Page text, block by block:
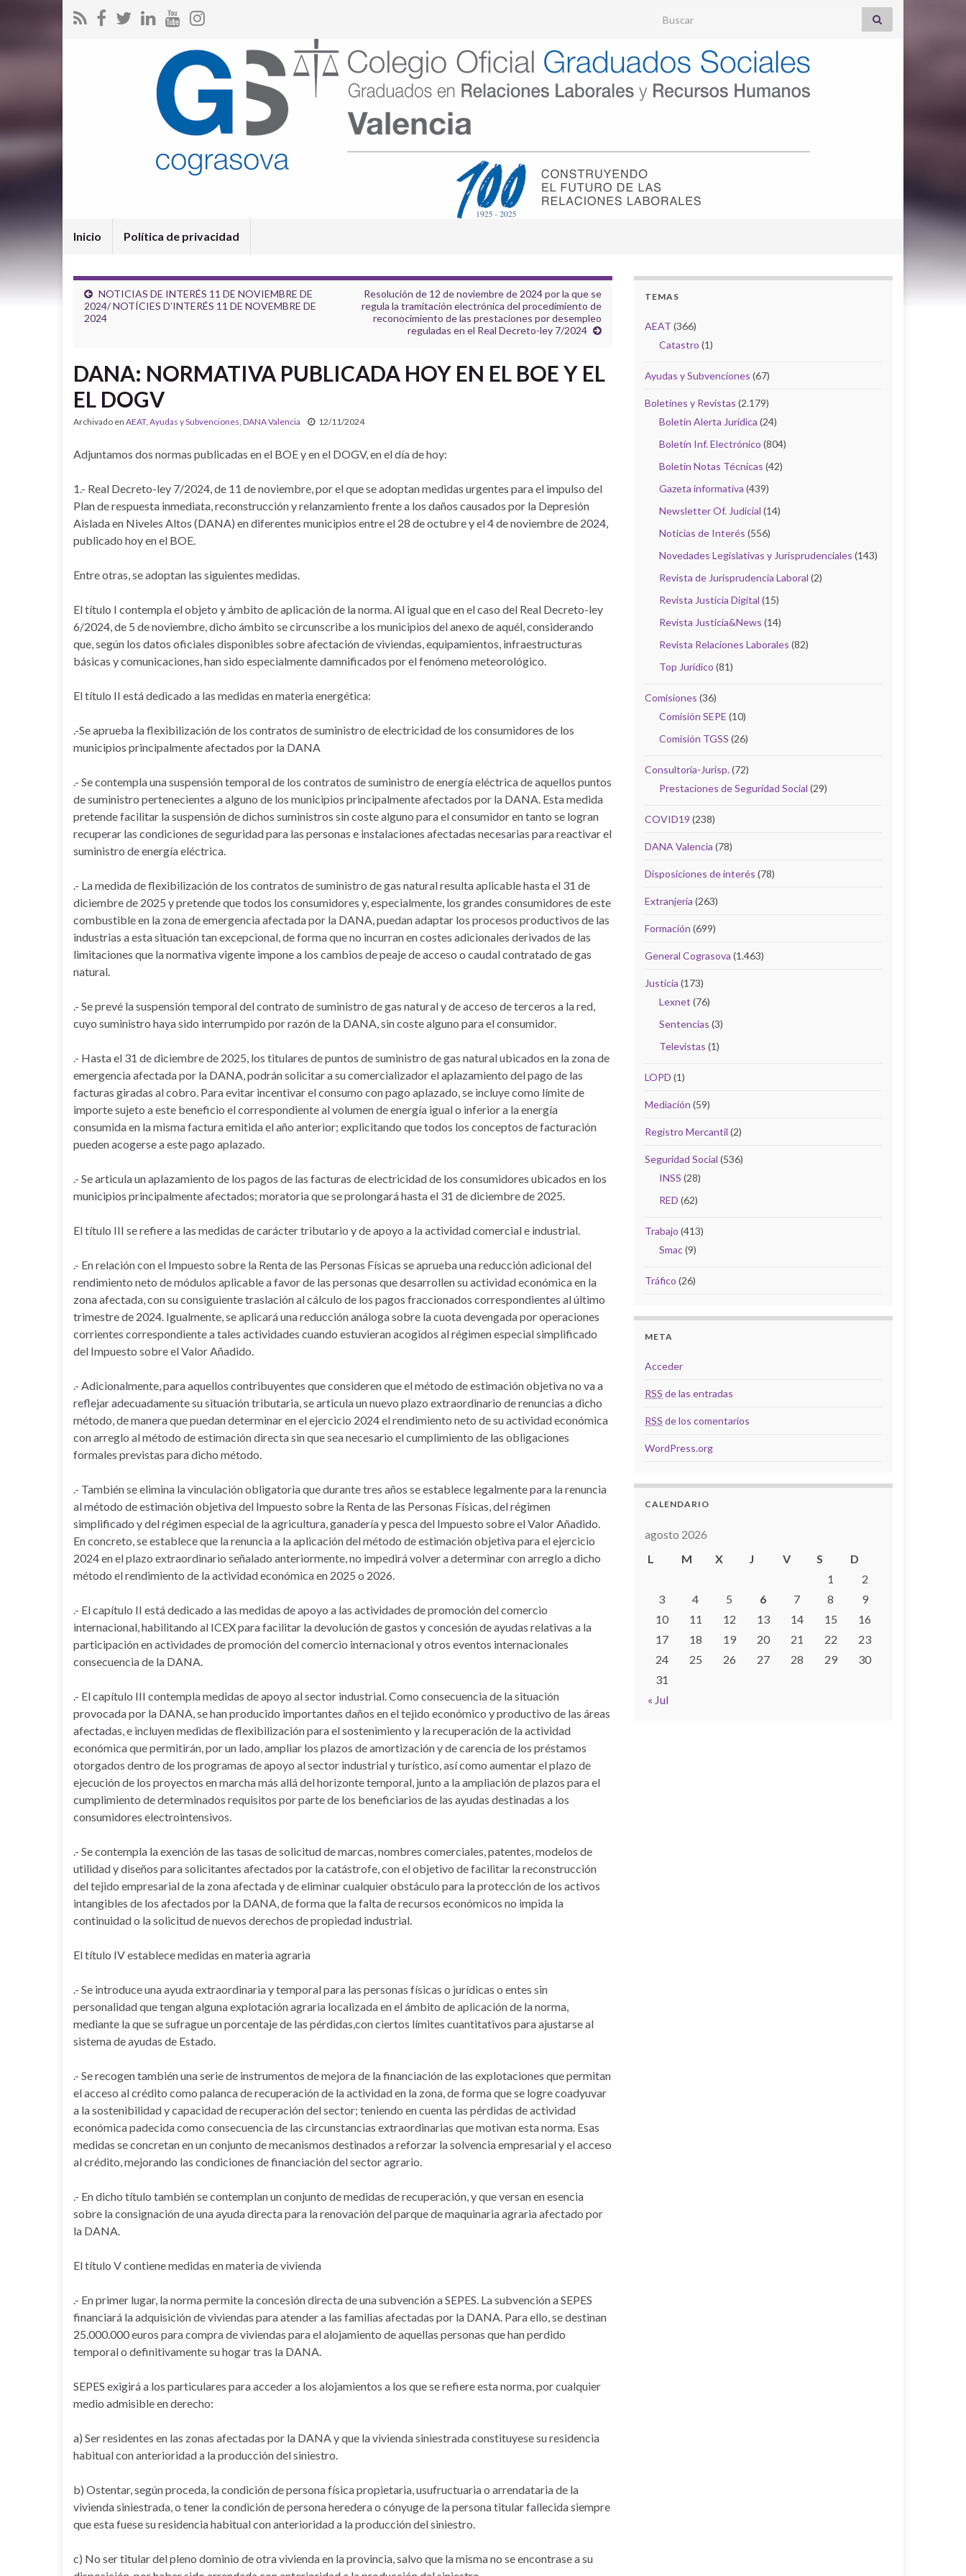
Search for:
Inicio Política de privacidad
NOTICIAS DE INTERÉS 11 DE NOVIEMBRE DE
2024/ NOTÍCIES D’INTERÉS 11 DE NOVEMBRE DE
2024
Resolución de 12 de noviembre de 2024 por la que se
regula la tramitación electrónica del procedimiento de
reconocimiento de las prestaciones por desempleo
reguladas en el Real Decreto-ley 7/2024
DANA: NORMATIVA PUBLICADA HOY EN EL BOE Y EL
EL DOGV
Archivado en AEAT, Ayudas y Subvenciones, DANA Valencia 12/11/2024
Adjuntamos dos normas publicadas en el BOE y en el DOGV, en el día de hoy:
1.- Real Decreto-ley 7/2024, de 11 de noviembre, por el que se adoptan medidas urgentes para el impulso del
Plan de respuesta inmediata, reconstrucción y relanzamiento frente a los daños causados por la Depresión
Aislada en Niveles Altos (DANA) en diferentes municipios entre el 28 de octubre y el 4 de noviembre de 2024,
publicado hoy en el BOE.
Entre otras, se adoptan las siguientes medidas.
El título I contempla el objeto y ámbito de aplicación de la norma. Al igual que en el caso del Real Decreto-ley
6/2024, de 5 de noviembre, dicho ámbito se circunscribe a los municipios del anexo de aquél, considerando
que, según los datos oficiales disponibles sobre afectación de viviendas, equipamientos, infraestructuras
básicas y comunicaciones, han sido especialmente damnificados por el fenómeno meteorológico.
El título II está dedicado a las medidas en materia energética:
.-Se aprueba la flexibilización de los contratos de suministro de electricidad de los consumidores de los
municipios principalmente afectados por la DANA
.- Se contempla una suspensión temporal de los contratos de suministro de energía eléctrica de aquellos puntos
de suministro pertenecientes a alguno de los municipios principalmente afectados por la DANA. Esta medida
pretende facilitar la suspensión de dichos suministros sin coste alguno para el consumidor en tanto se logran
recuperar las condiciones de seguridad para las personas e instalaciones afectadas necesarias para reactivar el
suministro de energía eléctrica.
.- La medida de flexibilización de los contratos de suministro de gas natural resulta aplicable hasta el 31 de
diciembre de 2025 y pretende que todos los consumidores y, especialmente, los grandes consumidores de este
combustible en la zona de emergencia afectada por la DANA, puedan adaptar los procesos productivos de las
industrias a esta situación tan excepcional, de forma que no incurran en costes adicionales derivados de las
limitaciones que la normativa vigente impone a los cambios de peaje de acceso o caudal contratado de gas
natural.
.- Se prevé la suspensión temporal del contrato de suministro de gas natural y de acceso de terceros a la red,
cuyo suministro haya sido interrumpido por razón de la DANA, sin coste alguno para el consumidor.
.- Hasta el 31 de diciembre de 2025, los titulares de puntos de suministro de gas natural ubicados en la zona de
emergencia afectada por la DANA, podrán solicitar a su comercializador el aplazamiento del pago de las
facturas giradas al cobro. Para evitar incentivar el consumo con pago aplazado, se incluye como límite de
importe sujeto a este beneficio el correspondiente al volumen de energía igual o inferior a la energía
consumida en la misma factura emitida el año anterior; explicitando que todos los conceptos de facturación
pueden acogerse a este pago aplazado.
.- Se articula un aplazamiento de los pagos de las facturas de electricidad de los consumidores ubicados en los
municipios principalmente afectados; moratoria que se prolongará hasta el 31 de diciembre de 2025.
El título III se refiere a las medidas de carácter tributario y de apoyo a la actividad comercial e industrial.
.- En relación con el Impuesto sobre la Renta de las Personas Físicas se aprueba una reducción adicional del
rendimiento neto de módulos aplicable a favor de las personas que desarrollen su actividad económica en la
zona afectada, con su consiguiente traslación al cálculo de los pagos fraccionados correspondientes al último
trimestre de 2024. Igualmente, se aplicará una reducción análoga sobre la cuota devengada por operaciones
corrientes correspondiente a tales actividades cuando estuvieran acogidos al régimen especial simplificado
del Impuesto sobre el Valor Añadido.
.- Adicionalmente, para aquellos contribuyentes que consideren que el método de estimación objetiva no va a
reflejar adecuadamente su situación tributaria, se articula un nuevo plazo extraordinario de renuncias a dicho
método, de manera que puedan determinar en el ejercicio 2024 el rendimiento neto de su actividad económica
con arreglo al método de estimación directa sin que sea necesario el cumplimiento de las obligaciones
formales previstas para dicho método.
.- También se elimina la vinculación obligatoria que durante tres años se establece legalmente para la renuncia
al método de estimación objetiva del Impuesto sobre la Renta de las Personas Físicas, del régimen
simplificado y del régimen especial de la agricultura, ganadería y pesca del Impuesto sobre el Valor Añadido.
En concreto, se establece que la renuncia a la aplicación del método de estimación objetiva para el ejercicio
2024 en el plazo extraordinario señalado anteriormente, no impedirá volver a determinar con arreglo a dicho
método el rendimiento de la actividad económica en 2025 o 2026.
.- El capítulo II está dedicado a las medidas de apoyo a las actividades de promoción del comercio
internacional, habilitando al ICEX para facilitar la devolución de gastos y concesión de ayudas relativas a la
participación en actividades de promoción del comercio internacional y otros eventos internacionales
consecuencia de la DANA.
.- El capítulo III contempla medidas de apoyo al sector industrial. Como consecuencia de la situación
provocada por la DANA, se han producido importantes daños en el tejido económico y productivo de las áreas
afectadas, e incluyen medidas de flexibilización para el sostenimiento y la recuperación de la actividad
económica que permitirán, por un lado, ampliar los plazos de amortización y de carencia de los préstamos
otorgados dentro de los programas de apoyo al sector industrial y turístico, así como aumentar el plazo de
ejecución de los proyectos en marcha más allá del horizonte temporal, junto a la ampliación de plazos para el
cumplimiento de determinados requisitos por parte de los beneficiarios de las ayudas destinadas a los
consumidores electrointensivos.
.- Se contempla la exención de las tasas de solicitud de marcas, nombres comerciales, patentes, modelos de
utilidad y diseños para solicitantes afectados por la catástrofe, con el objetivo de facilitar la reconstrucción
del tejido empresarial de la zona afectada y de eliminar cualquier obstáculo para la protección de los activos
intangibles de los afectados por la DANA, de forma que la falta de recursos económicos no impida la
continuidad o la solicitud de nuevos derechos de propiedad industrial.
El título IV establece medidas en materia agraria
.- Se introduce una ayuda extraordinaria y temporal para las personas físicas o jurídicas o entes sin
personalidad que tengan alguna explotación agraria localizada en el ámbito de aplicación de la norma,
mediante la que se sufrague un porcentaje de las pérdidas,con ciertos límites cuantitativos para ajustarse al
sistema de ayudas de Estado.
.- Se recogen también una serie de instrumentos de mejora de la financiación de las explotaciones que permitan
el acceso al crédito como palanca de recuperación de la actividad en la zona, de forma que se logre coadyuvar
a la sostenibilidad y capacidad de recuperación del sector; teniendo en cuenta las pérdidas de actividad
económica padecida como consecuencia de las circunstancias extraordinarias que motivan esta norma. Esas
medidas se concretan en un conjunto de mecanismos destinados a reforzar la solvencia empresarial y el acceso
al crédito, mejorando las condiciones de financiación del sector agrario.
.- En dicho título también se contemplan un conjunto de medidas de recuperación, y que versan en esencia
sobre la consignación de una ayuda directa para la renovación del parque de maquinaria agraria afectado por
la DANA.
El título V contiene medidas en materia de vivienda
.- En primer lugar, la norma permite la concesión directa de una subvención a SEPES. La subvención a SEPES
financiará la adquisición de viviendas para atender a las familias afectadas por la DANA. Para ello, se destinan
25.000.000 euros para compra de viviendas para el alojamiento de aquellas personas que han perdido
temporal o definitivamente su hogar tras la DANA.
SEPES exigirá a los particulares para acceder a los alojamientos a los que se refiere esta norma, por cualquier
medio admisible en derecho:
a) Ser residentes en las zonas afectadas por la DANA y que la vivienda siniestrada constituyese su residencia
habitual con anterioridad a la producción del siniestro.
b) Ostentar, según proceda, la condición de persona física propietaria, usufructuaria o arrendataria de la
vivienda siniestrada, o tener la condición de persona heredera o cónyuge de la persona titular fallecida siempre
que esta fuese su residencia habitual con anterioridad a la producción del siniestro.
c) No ser titular del pleno dominio de otra vivienda en la provincia, salvo que la misma no se encontrase a su
TEMAS
AEAT (366)
Catastro (1)
Ayudas y Subvenciones (67)
Boletines y Revistas (2.179)
Boletín Alerta Jurídica (24)
Boletín Inf. Electrónico (804)
Boletín Notas Técnicas (42)
Gazeta informativa (439)
Newsletter Of. Judicial (14)
Noticias de Interés (556)
Novedades Legislativas y Jurisprudenciales (143)
Revista de Jurisprudencia Laboral (2)
Revista Justicia Digital (15)
Revista Justicia&News (14)
Revista Relaciones Laborales (82)
Top Jurídico (81)
Comisiones (36)
Comisión SEPE (10)
Comisión TGSS (26)
Consultoría-Jurisp.(72)
Prestaciones de Seguridad Social (29)
COVID19 (238)
DANA Valencia (78)
Disposiciones de interés (78)
Extranjería (263)
Formación (699)
General Cograsova (1.463)
Justicia (173)
Lexnet (76)
Sentencias (3)
Televistas (1)
LOPD (1)
Mediación (59)
Registro Mercantil (2)
Seguridad Social (536)
INSS (28)
RED (62)
Trabajo (413)
Smac(9)
Tráfico (26)
META
Acceder
RSS de las entradas
RSS de los comentarios
WordPress.org
CALENDARIO
agosto 2026
L
M X J V S D
« Jul
1
2
3
4 5 6 7 8
9
10
11 12 13 14 15
16
17
18 19 20 21 22
23
24
25 26 27 28 29
30
31